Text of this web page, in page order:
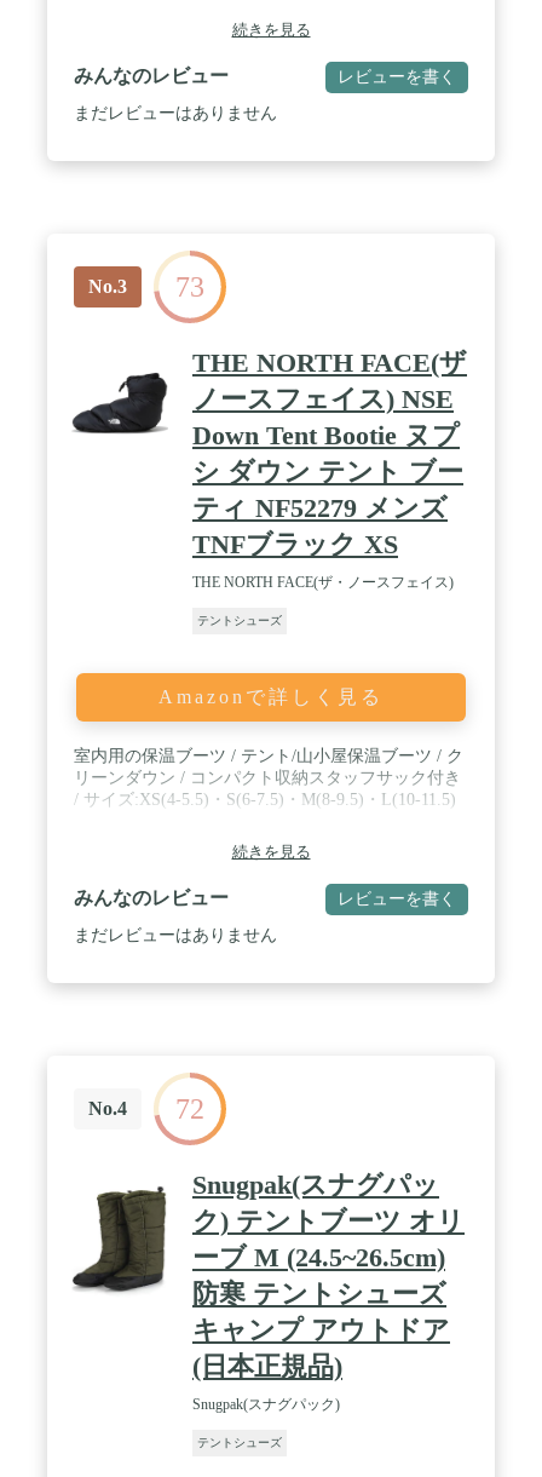
表地は厳密な20D 400Tナイロンを採用、防水機能を
持ち、良い耐久性があり、羽毛の漏れを防止するこ
ともできます。それに、上等な材質なので肌触りも
優しいです。 / 【超軽量・コンパクト】Naturehike超
軽量ダウンシューズは軽く、小さく畳めて、また防
㎝、収納サイズ：14×9㎝、重量：約90ｇ（収納袋含
み）。適用温度：0℃～-15℃。 / 【様々の場所に適
用】テレワーク、室内履き、お昼寝、登山、テント
泊、車中泊、旅行、出張、家庭来客などのシーンに
大活躍。足元が冷えやすい方に最適、冬の足元対策
として最高。 / 【心強い商品保証】Naturehike製品に
は買上げ日から30日の保証を設けております。も
し、問題があった場合はお手数おかけしますが、注
文番号を添えてアマゾンの購入履歴より弊社までご
続きを見る
みんなのレビュー レビューを書く
まだレビューはありません
No.3 73
THE NORTH FACE(ザ
ノースフェイス) NSE
Down Tent Bootie ヌプ
シ ダウン テント ブー
ティ NF52279 メンズ
TNFブラック XS
THE NORTH FACE(ザ・ノースフェイス)
テントシューズ
Amazonで詳しく見る
室内用の保温ブーツ / テント/山小屋保温ブーツ / ク
リーンダウン / コンパクト収納スタッフサック付き
/ サイズ:XS(4-5.5)・S(6-7.5)・M(8-9.5)・L(10-11.5)
続きを見る
みんなのレビュー レビューを書く
まだレビューはありません
No.4 72
Snugpak(スナグパッ
ク) テントブーツ オリ
ーブ M (24.5~26.5cm)
防寒 テントシューズ
キャンプ アウトドア
(日本正規品)
Snugpak(スナグパック)
テントシューズ